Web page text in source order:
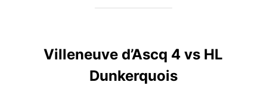
Villeneuve d’Ascq 4 vs HL
Dunkerquois